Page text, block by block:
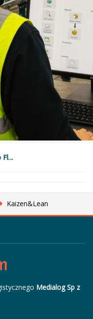
Kaizen&Lean
Medialog Sp z